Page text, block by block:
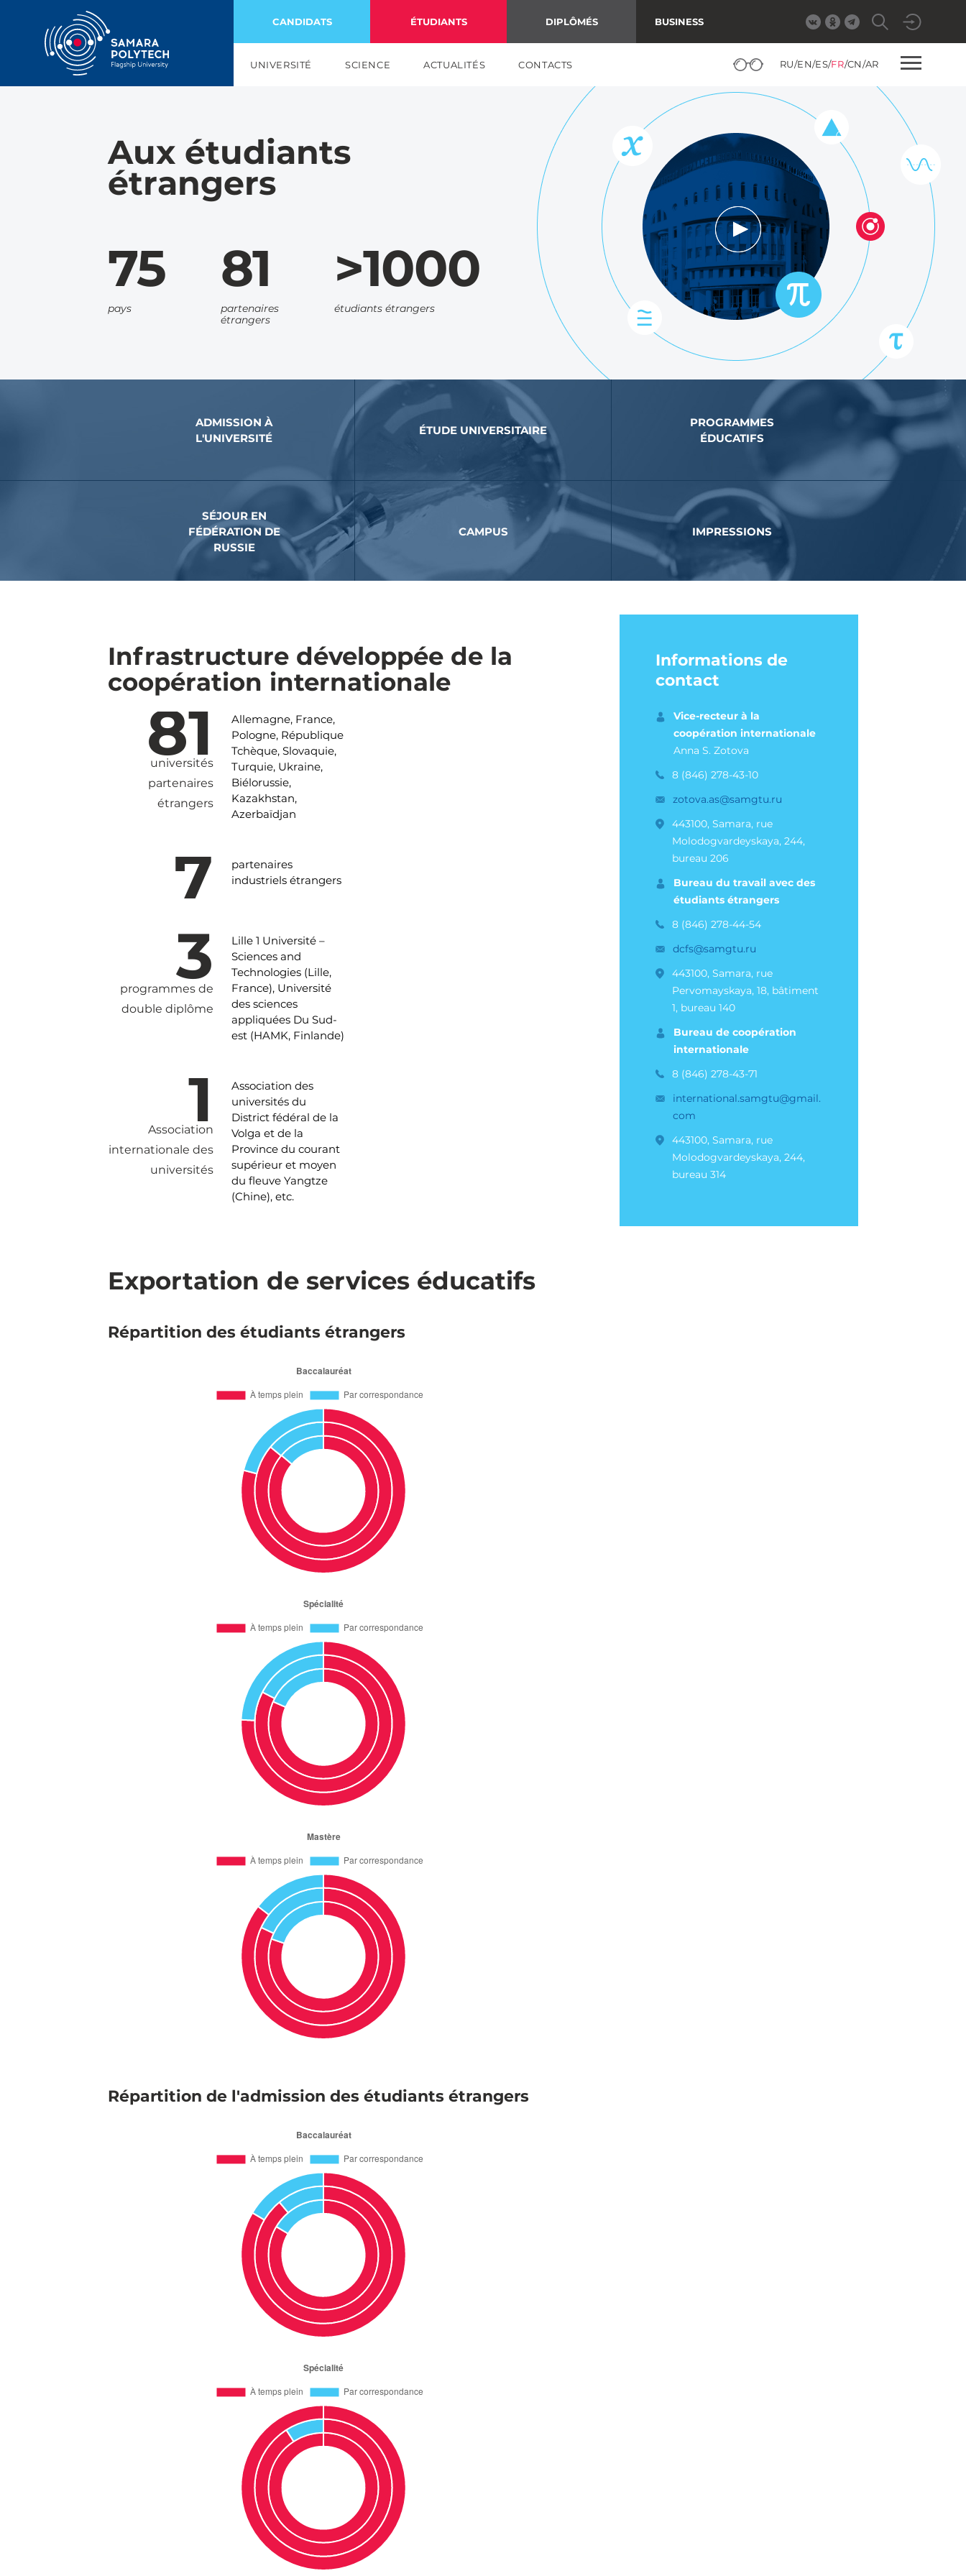
CANDIDATS ÉTUDIANTS DIPLÔMÉS BUSINESS
UNIVERSITÉ SCIENCE ACTUALITÉS CONTACTS RU/EN/ES/FR/CN/AR
Aux étudiants
étrangers
75
pays
81
partenaires
étrangers
>1000
étudiants étrangers
ADMISSION À
L'UNIVERSITÉ
ÉTUDE UNIVERSITAIRE
PROGRAMMES
ÉDUCATIFS
SÉJOUR EN
FÉDÉRATION DE
RUSSIE
CAMPUS IMPRESSIONS
Infrastructure développée de la
coopération internationale
81
universités
partenaires
étrangers
Allemagne, France,
Pologne, République
Tchèque, Slovaquie,
Turquie, Ukraine,
Biélorussie,
Kazakhstan,
Azerbaïdjan
7
partenaires
industriels étrangers
3
programmes de
double diplôme
Lille 1 Université –
Sciences and
Technologies (Lille,
France), Université
des sciences
appliquées Du Sud-
est (HAMK, Finlande)
1
Association
internationale des
universités
Association des
universités du
District fédéral de la
Volga et de la
Province du courant
supérieur et moyen
du fleuve Yangtze
(Chine), etc.
Exportation de services éducatifs
Répartition des étudiants étrangers
Répartition de l'admission des étudiants étrangers
Informations de
contact
Vice-recteur à la
coopération internationale
Anna S. Zotova
8 (846) 278-43-10
zotova.as@samgtu.ru
443100, Samara, rue
Molodogvardeyskaya, 244,
bureau 206
Bureau du travail avec des
étudiants étrangers
8 (846) 278-44-54
dcfs@samgtu.ru
443100, Samara, rue
Pervomayskaya, 18, bâtiment
1, bureau 140
Bureau de coopération
internationale
8 (846) 278-43-71
international.samgtu@gmail.
com
443100, Samara, rue
Molodogvardeyskaya, 244,
bureau 314